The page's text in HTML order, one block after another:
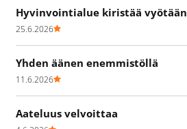
Hyvinvointialue kiristää vyötään
25.6.2026
Yhden äänen enemmistöllä
11.6.2026
Aateluus velvoittaa